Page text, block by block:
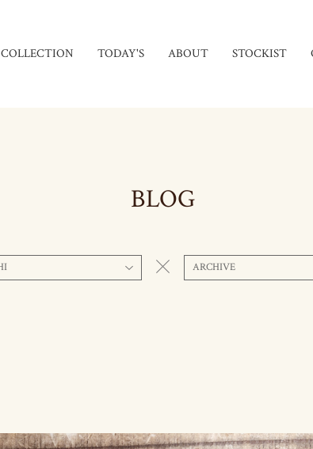
COLLECTION TODAY'S ABOUT STOCKIST
BLOG
ARCHIVE